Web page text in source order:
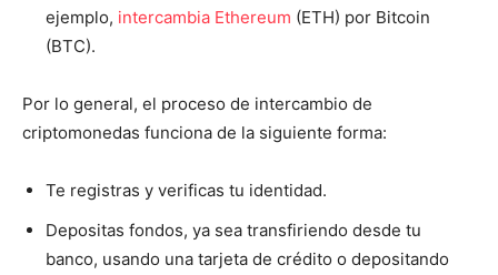
ejemplo, intercambia Ethereum (ETH) por Bitcoin
(BTC).
Por lo general, el proceso de intercambio de
criptomonedas funciona de la siguiente forma:
Te registras y verificas tu identidad.
Depositas fondos, ya sea transfiriendo desde tu
banco, usando una tarjeta de crédito o depositando